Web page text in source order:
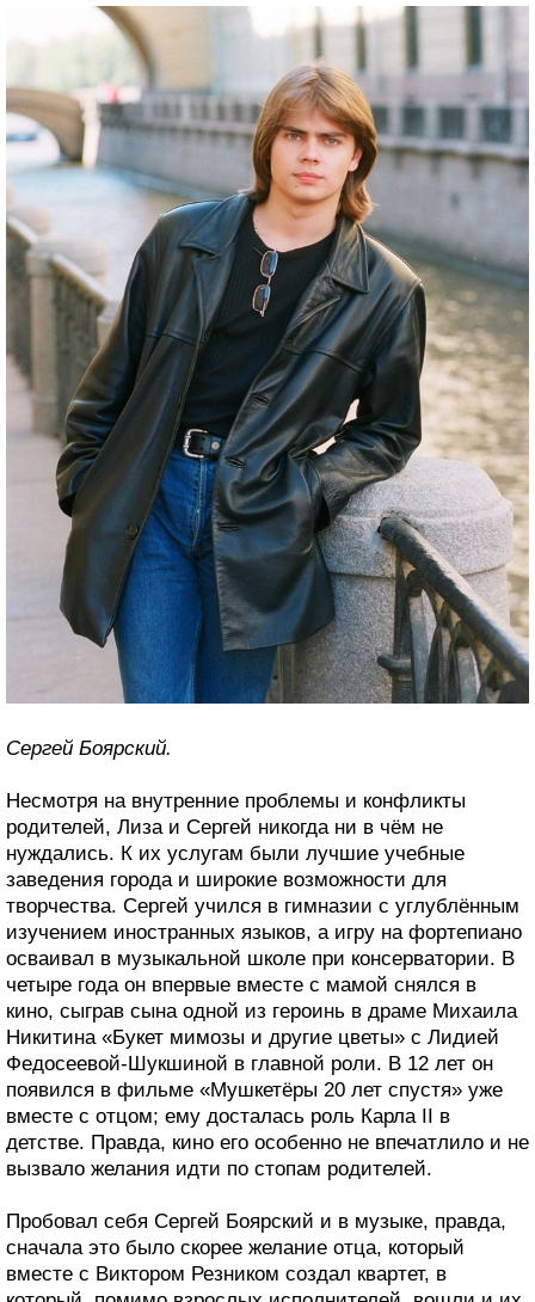
Сергей Боярский.
Несмотря на внутренние проблемы и конфликты
родителей, Лиза и Сергей никогда ни в чём не
нуждались. К их услугам были лучшие учебные
заведения города и широкие возможности для
творчества. Сергей учился в гимназии с углублённым
изучением иностранных языков, а игру на фортепиано
осваивал в музыкальной школе при консерватории. В
четыре года он впервые вместе с мамой снялся в
кино, сыграв сына одной из героинь в драме Михаила
Никитина «Букет мимозы и другие цветы» с Лидией
Федосеевой-Шукшиной в главной роли. В 12 лет он
появился в фильме «Мушкетёры 20 лет спустя» уже
вместе с отцом; ему досталась роль Карла II в
детстве. Правда, кино его особенно не впечатлило и не
вызвало желания идти по стопам родителей.
Пробовал себя Сергей Боярский и в музыке, правда,
сначала это было скорее желание отца, который
вместе с Виктором Резником создал квартет, в